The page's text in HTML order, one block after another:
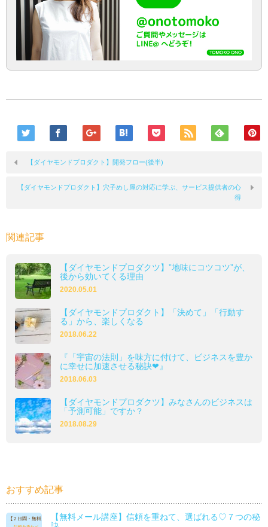
【ダイヤモンドプロダクト】開発フロー(後半)
【ダイヤモンドプロダクト】穴子めし屋の対応に学ぶ、サービス提供者の心
得
関連記事
【ダイヤモンドプロダクツ】”地味にコツコツ”が、
後から効いてくる理由
2020.05.01
【ダイヤモンドプロダクト】「決めて」「行動す
る」から、楽しくなる
2018.06.22
『「宇宙の法則」を味方に付けて、ビジネスを豊か
に幸せに加速させる秘訣❤』
2018.06.03
【ダイヤモンドプロダクツ】みなさんのビジネスは
「予測可能」ですか？
2018.08.29
おすすめ記事
【無料メール講座】信頼を重ねて、選ばれる♡７つの秘